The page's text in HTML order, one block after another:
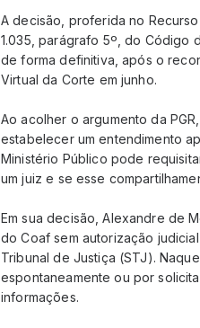
A decisão, proferida no
1.035, parágrafo 5º, do Código
de forma definitiva, após o
Virtual da Corte em junho.
Ao acolher o argumento da
estabelecer um entendimento
Ministério Público pode
um juiz e se esse
Em sua decisão, Alexandre de
do Coaf sem autorização
Tribunal de Justiça (STJ).
espontaneamente ou por
informações.